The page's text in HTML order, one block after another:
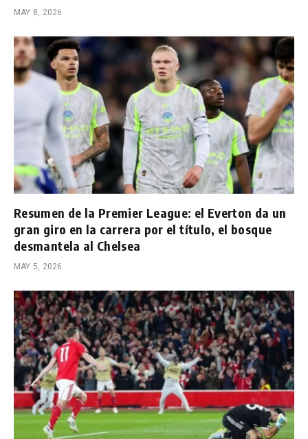
MAY 8, 2026
Resumen de la Premier League: el Everton da un
gran giro en la carrera por el título, el bosque
desmantela al Chelsea
MAY 5, 2026